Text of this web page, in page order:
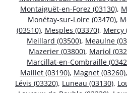
Montaiguët-en-Forez (03130),
Monétay-sur-Loire (03470),
(03510), Mesples (03370), Mercy
Meillard (03500), Meaulne
Mazerier (03800), Mariol
Marcillat-en-Combraille
Maillet (03190), Magnet (03260),
Lévis (03320), Luneau (03130),